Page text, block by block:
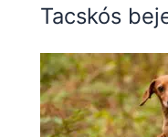
Tacskós